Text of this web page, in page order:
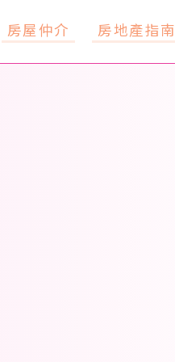
房屋仲介 房地產指南